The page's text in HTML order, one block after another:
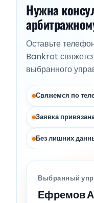
Нужна
Оставьте
Bankrot
выбранного
Свяжемся по
Заявка
Без лишних
Выбранный
Ефремов